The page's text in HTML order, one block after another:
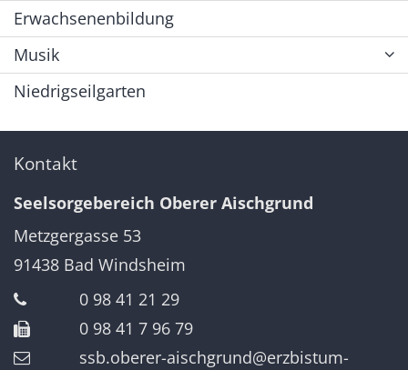
Erwachsenenbildung
Musik
Niedrigseilgarten
Kontakt
Seelsorgebereich Oberer Aischgrund
Metzgergasse 53
91438 Bad Windsheim
0 98 41 21 29
0 98 41 7 96 79
ssb.oberer-aischgrund@erzbistum-